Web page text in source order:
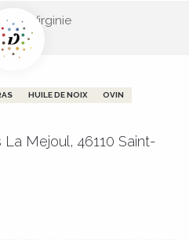
de Virginie
HUILE DE NOIX
OVIN
Mejoul, 46110 Saint-